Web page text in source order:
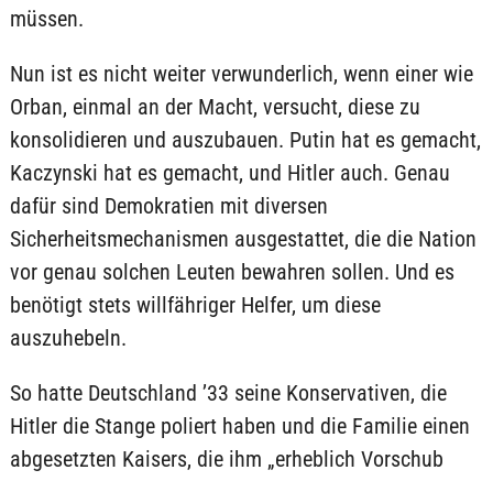
müssen.
Nun ist es nicht weiter verwunderlich, wenn einer wie
Orban, einmal an der Macht, versucht, diese zu
konsolidieren und auszubauen. Putin hat es gemacht,
Kaczynski hat es gemacht, und Hitler auch. Genau
dafür sind Demokratien mit diversen
Sicherheitsmechanismen ausgestattet, die die Nation
vor genau solchen Leuten bewahren sollen. Und es
benötigt stets willfähriger Helfer, um diese
auszuhebeln.
So hatte Deutschland ’33 seine Konservativen, die
Hitler die Stange poliert haben und die Familie einen
abgesetzten Kaisers, die ihm „erheblich Vorschub